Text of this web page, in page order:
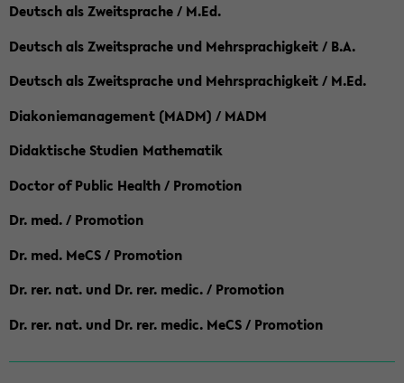
Deutsch als Zweitsprache / M.Ed.
Deutsch als Zweitsprache und Mehrsprachigkeit / B.A.
Deutsch als Zweitsprache und Mehrsprachigkeit / M.Ed.
Diakoniemanagement (MADM) / MADM
Didaktische Studien Mathematik
Doctor of Public Health / Promotion
Dr. med. / Promotion
Dr. med. MeCS / Promotion
Dr. rer. nat. und Dr. rer. medic. / Promotion
Dr. rer. nat. und Dr. rer. medic. MeCS / Promotion